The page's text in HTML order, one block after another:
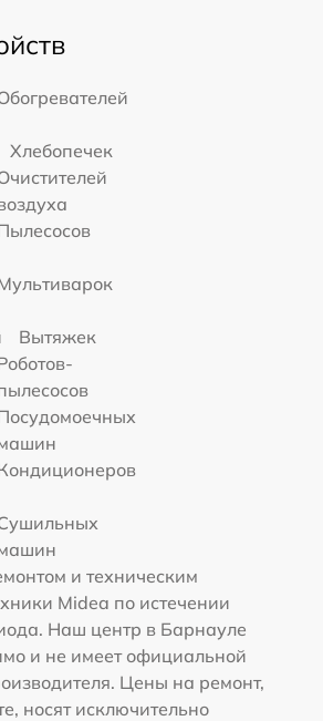
Хлебопечек
Вытяжек
и техническим
Midea по истечении
Наш центр в Барнауле
и не имеет официальной
Цены на ремонт,
носят исключительно